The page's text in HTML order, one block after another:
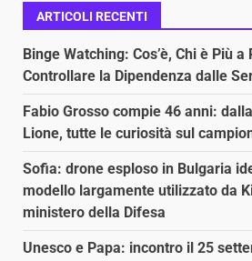
ARTICOLI RECENTI
Binge Watching: Cos’è, Chi è Più a
Controllare la Dipendenza dalle
Fabio Grosso compie 46 anni:
Lione, tutte le curiosità sul
Sofia: drone esploso in Bulgaria
modello largamente utilizzato da
ministero della Difesa
Unesco e Papa: incontro il 25